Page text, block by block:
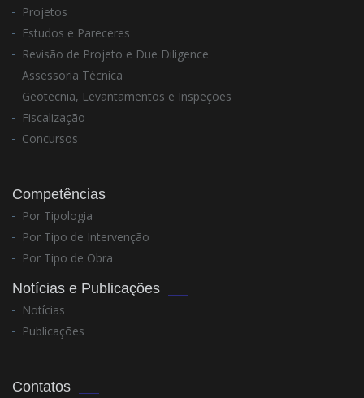
Projetos
Estudos e Pareceres
Revisão de Projeto e Due Diligence
Assessoria Técnica
Geotecnia, Levantamentos e Inspeções
Fiscalização
Concursos
Competências
Por Tipologia
Por Tipo de Intervenção
Por Tipo de Obra
Notícias e Publicações
Notícias
Publicações
Contatos